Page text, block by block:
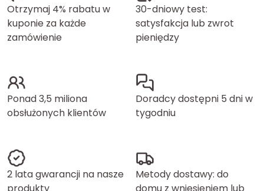
Otrzymaj 4% rabatu w
kuponie za każde
zamówienie
30-dniowy test:
satysfakcja lub zwrot
pieniędzy
Ponad 3,5 miliona
obsłużonych klientów
Doradcy dostępni 5 dni w
tygodniu
2 lata gwarancji na nasze
produkty
Metody dostawy: do
domu z wniesieniem lub